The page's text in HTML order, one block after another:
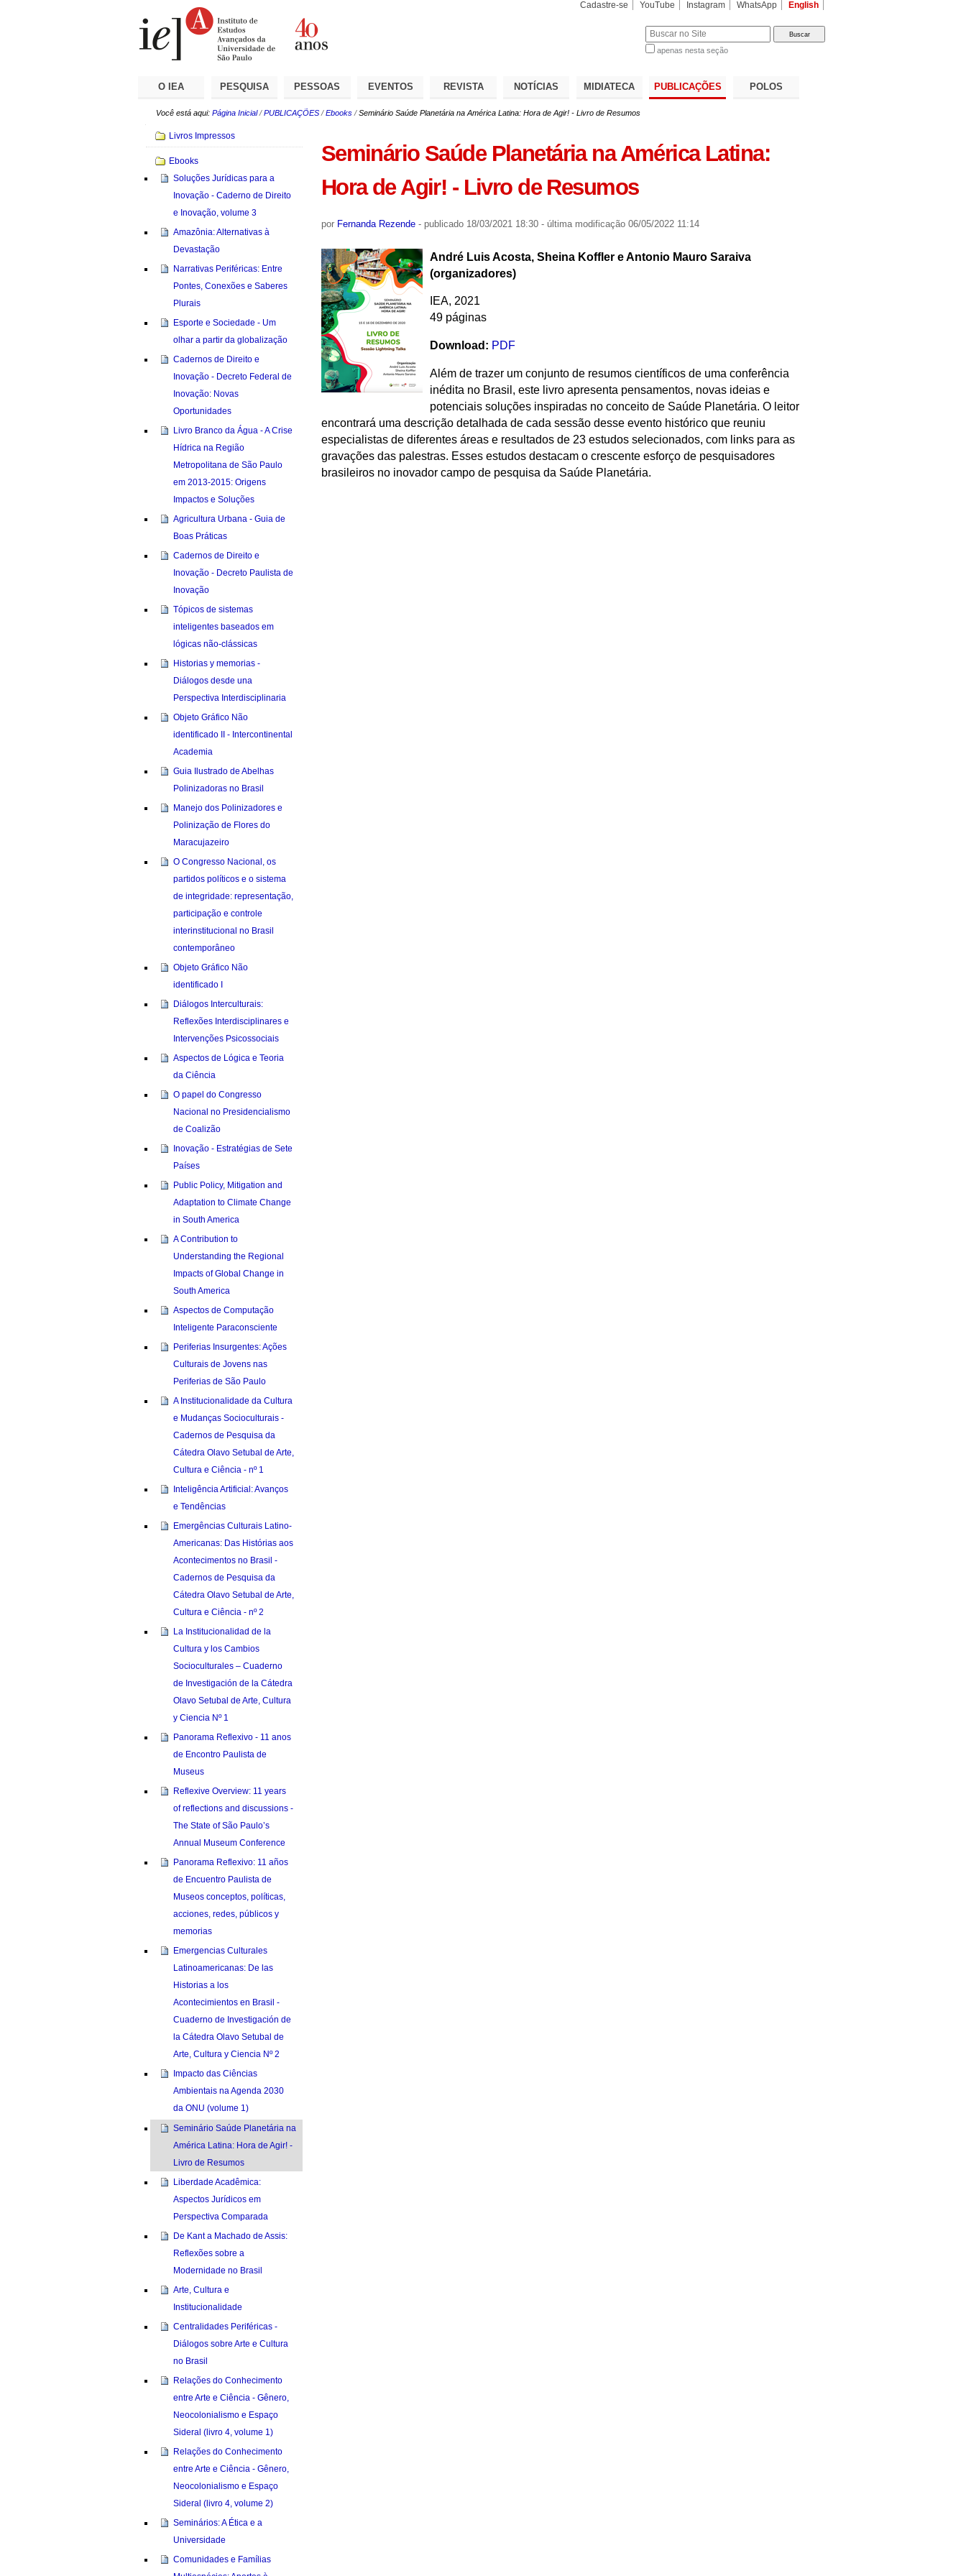
Cadastre-se YouTube Instagram WhatsApp English
apenas nesta seção
O IEA PESQUISA PESSOAS EVENTOS REVISTA NOTÍCIAS MIDIATECA PUBLICAÇÕES POLOS
Você está aqui: Página Inicial /PUBLICAÇÕES /Ebooks /Seminário Saúde Planetária na América Latina: Hora de Agir! - Livro de Resumos
Seminário Saúde Planetária na América Latina:
Hora de Agir! - Livro de Resumos
por Fernanda Rezende - publicado18/03/2021 18:30 - última modificação06/05/2022 11:14
André Luis Acosta, Sheina Koffler e Antonio Mauro Saraiva
(organizadores)
IEA, 2021
49 páginas
Download: PDF
Além de trazer um conjunto de resumos científicos de uma conferência
inédita no Brasil, este livro apresenta pensamentos, novas ideias e
potenciais soluções inspiradas no conceito de Saúde Planetária. O leitor
encontrará uma descrição detalhada de cada sessão desse evento histórico que reuniu
especialistas de diferentes áreas e resultados de 23 estudos selecionados, com links para as
gravações das palestras. Esses estudos destacam o crescente esforço de pesquisadores
brasileiros no inovador campo de pesquisa da Saúde Planetária.
Navegação
Livros Impressos
Ebooks
Soluções Jurídicas para a
Inovação - Caderno de Direito
e Inovação, volume 3
Amazônia: Alternativas à
Devastação
Narrativas Periféricas: Entre
Pontes, Conexões e Saberes
Plurais
Esporte e Sociedade - Um
olhar a partir da globalização
Cadernos de Direito e
Inovação - Decreto Federal de
Inovação: Novas
Oportunidades
Livro Branco da Água - A Crise
Hídrica na Região
Metropolitana de São Paulo
em 2013-2015: Origens
Impactos e Soluções
Agricultura Urbana - Guia de
Boas Práticas
Cadernos de Direito e
Inovação - Decreto Paulista de
Inovação
Tópicos de sistemas
inteligentes baseados em
lógicas não-clássicas
Historias y memorias -
Diálogos desde una
Perspectiva Interdisciplinaria
Objeto Gráfico Não
identificado II - Intercontinental
Academia
Guia Ilustrado de Abelhas
Polinizadoras no Brasil
Manejo dos Polinizadores e
Polinização de Flores do
Maracujazeiro
O Congresso Nacional, os
partidos políticos e o sistema
de integridade: representação,
participação e controle
interinstitucional no Brasil
contemporâneo
Objeto Gráfico Não
identificado I
Diálogos Interculturais:
Reflexões Interdisciplinares e
Intervenções Psicossociais
Aspectos de Lógica e Teoria
da Ciência
O papel do Congresso
Nacional no Presidencialismo
de Coalizão
Inovação - Estratégias de Sete
Países
Public Policy, Mitigation and
Adaptation to Climate Change
in South America
A Contribution to
Understanding the Regional
Impacts of Global Change in
South America
Aspectos de Computação
Inteligente Paraconsciente
Periferias Insurgentes: Ações
Culturais de Jovens nas
Periferias de São Paulo
A Institucionalidade da Cultura
e Mudanças Socioculturais -
Cadernos de Pesquisa da
Cátedra Olavo Setubal de Arte,
Cultura e Ciência - nº 1
Inteligência Artificial: Avanços
e Tendências
Emergências Culturais Latino-
Americanas: Das Histórias aos
Acontecimentos no Brasil -
Cadernos de Pesquisa da
Cátedra Olavo Setubal de Arte,
Cultura e Ciência - nº 2
La Institucionalidad de la
Cultura y los Cambios
Socioculturales – Cuaderno
de Investigación de la Cátedra
Olavo Setubal de Arte, Cultura
y Ciencia Nº 1
Panorama Reflexivo - 11 anos
de Encontro Paulista de
Museus
Reflexive Overview: 11 years
of reflections and discussions -
The State of São Paulo’s
Annual Museum Conference
Panorama Reflexivo: 11 años
de Encuentro Paulista de
Museos conceptos, políticas,
acciones, redes, públicos y
memorias
Emergencias Culturales
Latinoamericanas: De las
Historias a los
Acontecimientos en Brasil -
Cuaderno de Investigación de
la Cátedra Olavo Setubal de
Arte, Cultura y Ciencia Nº 2
Impacto das Ciências
Ambientais na Agenda 2030
da ONU (volume 1)
Seminário Saúde Planetária na
América Latina: Hora de Agir! -
Livro de Resumos
Liberdade Acadêmica:
Aspectos Jurídicos em
Perspectiva Comparada
De Kant a Machado de Assis:
Reflexões sobre a
Modernidade no Brasil
Arte, Cultura e
Institucionalidade
Centralidades Periféricas -
Diálogos sobre Arte e Cultura
no Brasil
Relações do Conhecimento
entre Arte e Ciência - Gênero,
Neocolonialismo e Espaço
Sideral (livro 4, volume 1)
Relações do Conhecimento
entre Arte e Ciência - Gênero,
Neocolonialismo e Espaço
Sideral (livro 4, volume 2)
Seminários: A Ética e a
Universidade
Comunidades e Famílias